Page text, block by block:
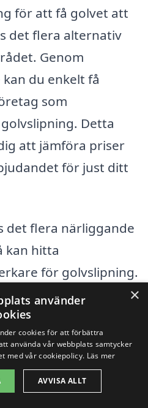
för att få golvet att
det flera alternativ
Genom
du enkelt få
som
Detta
att jämföra priser
för just ditt
det flera närliggande
kan hitta
för golvslipning.
×
använder
cookies för att förbättra
använda vår webbplats samtycker
med vår cookiepolicy. Läs mer
AVVISA ALLT